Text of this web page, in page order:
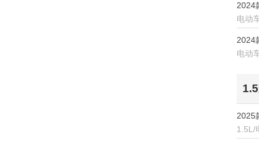
2024
电动
2024
电动
2025
1.5L/